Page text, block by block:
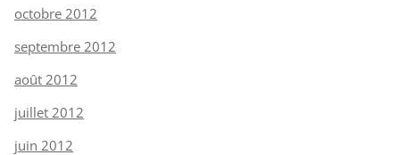
octobre 2012
septembre 2012
août 2012
juillet 2012
juin 2012